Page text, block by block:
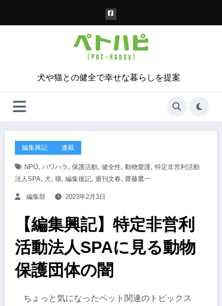
犬や猫との健全で幸せな暮らしを提案
編集興記 連載
NPO, パワハラ , 保護活動, 健全性, 動物愛護, 特定非営利活動
法人SPA, 犬, 猫, 編集後記, 週刊文春, 齋藤鷹一
編集部 2023年2月3日
【編集興記】特定非営利
活動法人SPAに見る動物
保護団体の闇
ちょっと気になったペット関連のトピックス